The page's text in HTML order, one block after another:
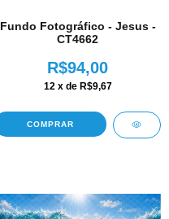
Fundo Fotográfico - Jesus -
CT4662
R$94,00
12 x de R$9,67
COMPRAR